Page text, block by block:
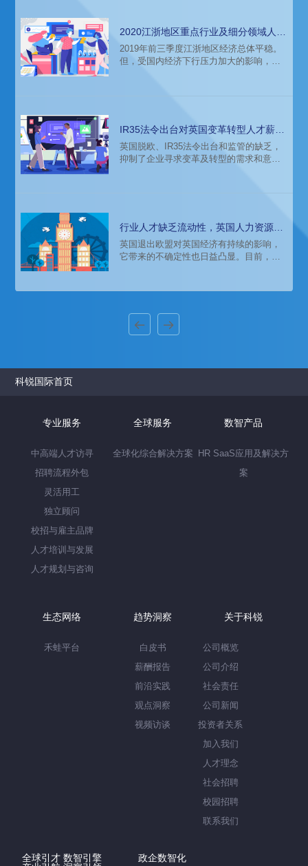
酬趋势的分析，为该地区猎头招聘、企业
寻才带来参考。
2020江浙地区重点行业及细分领域人才
薪酬报告
2019年前三季度江浙地区经济总体平稳。
但，受国内经济下行压力加大的影响，江
重点行业细分人才需求，以期为企业招聘
和个人求职带来参考依据。
IR35法令出台对英国变革转型人才薪酬
的影响
英国脱欧、IR35法令出台和监管的缺乏，
抑制了企业寻求变革及转型的需求和意
需求和人才薪酬趋势分析和总结。
行业人才缺乏流动性，英国人力资源行
业猎头招聘难点与突破口
英国退出欧盟对英国经济有持续的影响，
它带来的不确定性也日益凸显。目前，英
低成本，提高效率。然而，对于任何行业
招聘因其专业的交付能力成为了更多企业
的选择。
科锐国际首页
专业服务
中高端人才访寻
招聘流程外包
灵活用工
独立顾问
校招与雇主品牌
人才培训与发展
人才规划与咨询
全球服务
全球化综合解决方案
数智产品
HR SaaS应用及解决方
案
生态网络
禾蛙平台
趋势洞察
白皮书
薪酬报告
前沿实践
观点洞察
视频访谈
关于科锐
公司概览
公司介绍
社会责任
公司新闻
投资者关系
加入我们
人才理念
社会招聘
校园招聘
联系我们
全球引才 数智引擎
政企数智化